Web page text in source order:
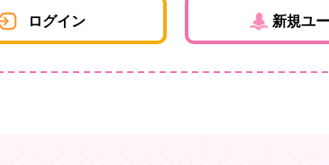
ログイン 新規ユ